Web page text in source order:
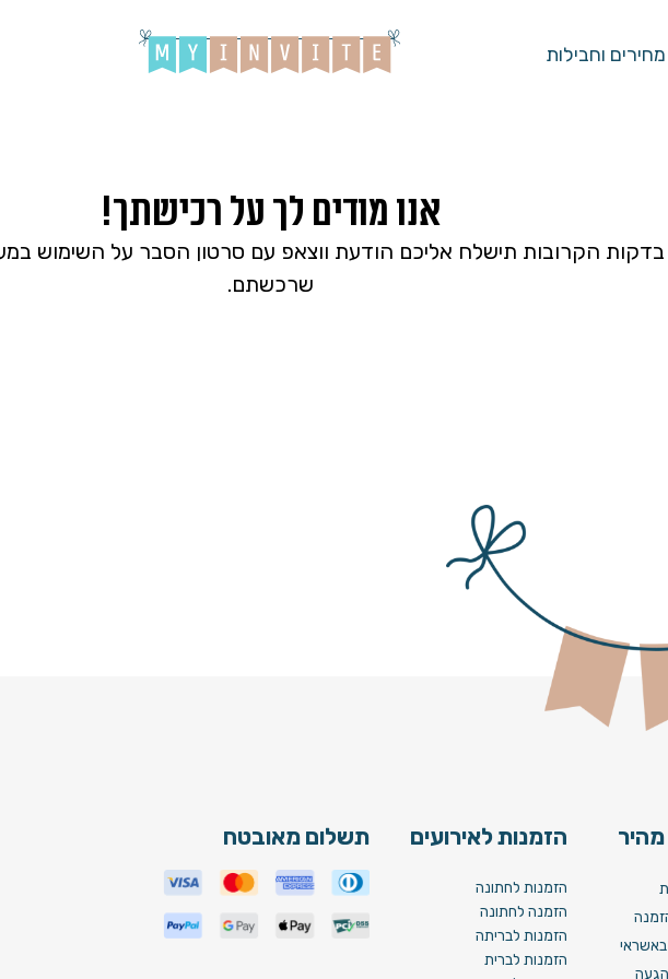
מחירים וחבילות
אנו מודים לך על רכישתך!
בדקות הקרובות תישלח אליכם הודעת ווצאפ עם סרטון הסבר על השימוש
שרכשתם.
מהיר
הגעה
הזמנות לאירועים
הזמנות לחתונה
הזמנה לחתונה
הזמנות לבריתה
הזמנות לברית
תשלום מאובטח